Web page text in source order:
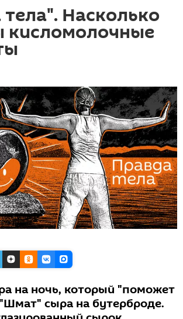
Насколько
кисломолочные
на ночь, который "поможет
сыра на бутерброде.